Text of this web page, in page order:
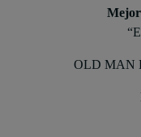
Mejor
OLD MAN